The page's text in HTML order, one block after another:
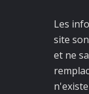
Les
site
et ne